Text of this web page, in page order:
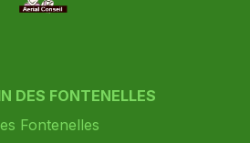
DES FONTENELLES
Fontenelles